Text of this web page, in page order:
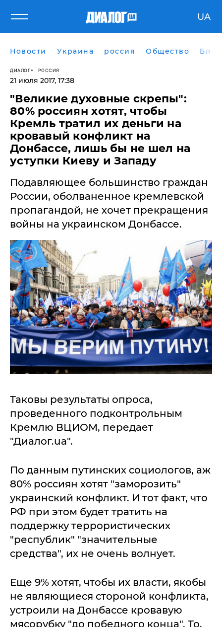
UA
Новости Украина россия Общество
ДИАЛОГ РОССИЯ
21 июля 2017, 17:38
​"Великие духовные скрепы":
80% россиян хотят, чтобы
Кремль тратил их деньги на
кровавый конфликт на
Донбассе, лишь бы не шел на
уступки Киеву и Западу
Подавляющее большинство граждан
России, оболваненное кремлевской
пропагандой, не хочет прекращения
войны на украинском Донбассе.
Таковы результаты опроса,
проведенного подконтрольным
Кремлю ВЦИОМ, передает
"Диалог.ua".
По данным путинских социологов, аж
80% россиян хотят "заморозить"
украинский конфликт. И тот факт, что
РФ при этом будет тратить на
поддержку террористических
"республик" "значительные
средства", их не очень волнует.
Еще 9% хотят, чтобы их власти, якобы
не являющиеся стороной конфликта,
устроили на Донбассе кровавую
мясорубку "до победного конца". То,